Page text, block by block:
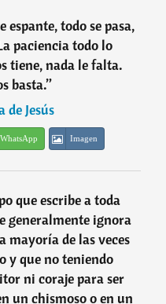
espante, todo se pasa,
paciencia todo lo
tiene, nada le falta.
basta.”
de Jesús
WhatsApp Imagen
que escribe a toda
generalmente ignora
mayoría de las veces
y que no teniendo
ni coraje para ser
un chismoso o en un